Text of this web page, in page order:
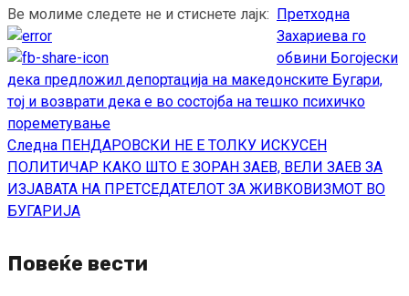
Ве молиме следете не и стиснете лајк:
Continue
Reading
Претходна
Захариева го
обвини Богојески
дека предложил депортација на македонските Бугари,
тој и возврати дека е во состојба на тешко психичко
пореметување
Следна ПЕНДАРОВСКИ НЕ Е ТОЛКУ ИСКУСЕН
ПОЛИТИЧАР КАКО ШТО Е ЗОРАН ЗАЕВ, ВЕЛИ ЗАЕВ ЗА
ИЗЈАВАТА НА ПРЕТСЕДАТЕЛОТ ЗА ЖИВКОВИЗМОТ ВО
БУГАРИЈА
Повеќе вести